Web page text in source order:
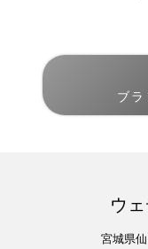
ブ
ウ
宮城県